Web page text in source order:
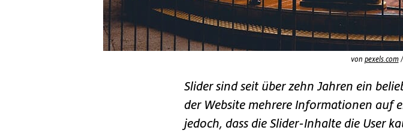
von pexels.com/
Slider sind seit über zehn Jahren ein
der Website mehrere Informationen auf
jedoch, dass die Slider-Inhalte die User